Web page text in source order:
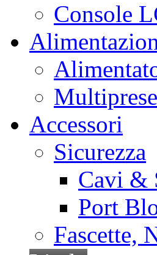
Console
Multiprese
Accessori
Sicurezza
Cavi &
Port
Fascette,